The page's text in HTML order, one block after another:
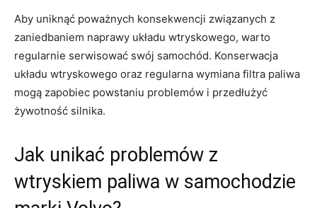
Aby uniknąć poważnych konsekwencji ​związanych ⁢z
zaniedbaniem⁢ naprawy układu wtryskowego, warto
regularnie serwisować ‍swój samochód.‍ Konserwacja
układu wtryskowego oraz regularna wymiana filtra paliwa
mogą zapobiec powstaniu ⁢problemów i przedłużyć
żywotność silnika.
Jak‍ unikać ⁢problemów z
wtryskiem paliwa w samochodzie